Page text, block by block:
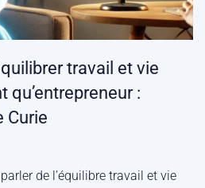
travail et vie
qu’entrepreneur :
Curie
de l’équilibre travail et vie